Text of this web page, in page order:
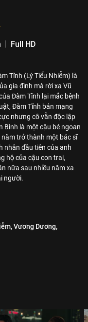
Full HD
Tĩnh (Lý Tiểu Nhiễm) là
gia đình mà rời xa Vũ
Đàm Tĩnh lại mắc bệnh
Đàm Tĩnh bán mạng
nhưng cô vẫn độc lập
Bình là một cậu bé ngoan
năm trở thành một bác sĩ
nhân đầu tiên của anh
hộ của cậu con trai,
nữa sau nhiều năm xa
người.
Vương Dương,